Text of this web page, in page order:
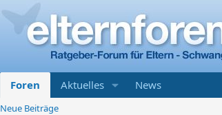
Foren Aktuelles News
Neue Beiträge